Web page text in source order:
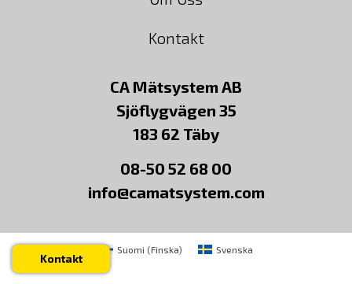
Kontakt
CA Mätsystem AB
Sjöflygvägen 35
183 62 Täby
08-50 52 68 00
info@camatsystem.com
Kontakt
Suomi (Finska) Svenska